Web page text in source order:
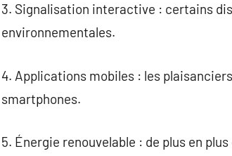
3. Signalisation interactive : certains
environnementales.
4. Applications mobiles : les
smartphones.
5. Énergie renouvelable : de plus en